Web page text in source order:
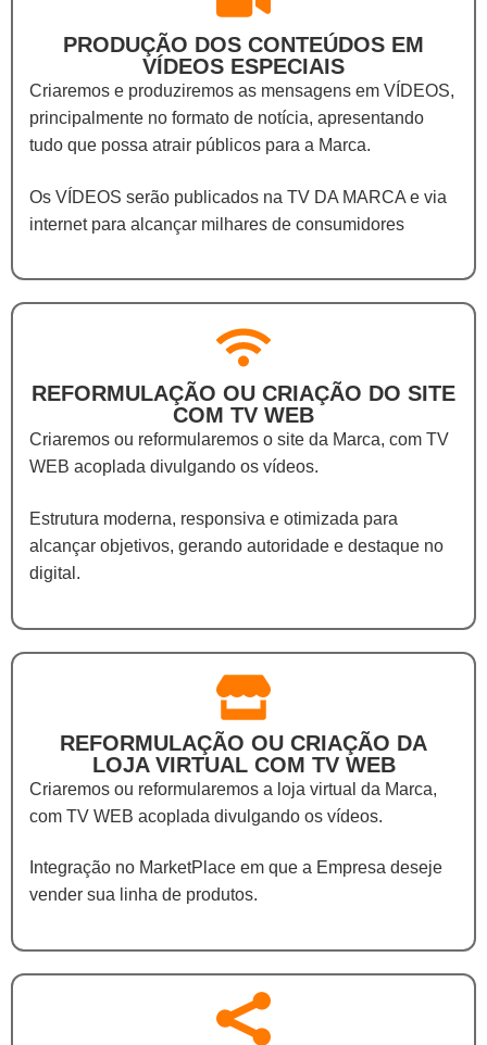
PRODUÇÃO DOS CONTEÚDOS EM
VÍDEOS ESPECIAIS
Criaremos e produziremos as mensagens em VÍDEOS,
principalmente no formato de notícia, apresentando
tudo que possa atrair públicos para a Marca.
Os VÍDEOS serão publicados na TV DA MARCA e via
internet para alcançar milhares de consumidores
REFORMULAÇÃO OU CRIAÇÃO DO SITE
COM TV WEB
Criaremos ou reformularemos o site da Marca, com TV
WEB acoplada divulgando os vídeos.
Estrutura moderna, responsiva e otimizada para
alcançar objetivos, gerando autoridade e destaque no
digital.
REFORMULAÇÃO OU CRIAÇÃO DA
LOJA VIRTUAL COM TV WEB
Criaremos ou reformularemos a loja virtual da Marca,
com TV WEB acoplada divulgando os vídeos.
Integração no MarketPlace em que a Empresa deseje
vender sua linha de produtos.